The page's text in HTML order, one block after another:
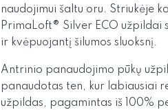
naudojimui šaltu oru. Striukėje
PrimaLoft® Silver ECO užpildai
ir kvėpuojantį šilumos sluoksnį.
Antrinio panaudojimo pūkų
panaudotas ten, kur labiausiai
užpildas, pagamintas iš 100%